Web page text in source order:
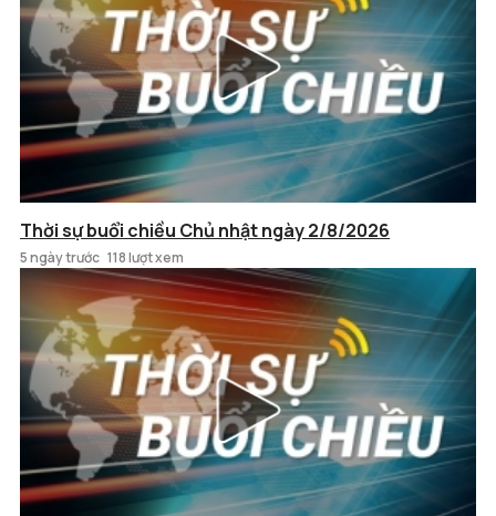
Thời sự buổi chiều Chủ nhật ngày 2/8/2026
5 ngày trước 118 lượt xem